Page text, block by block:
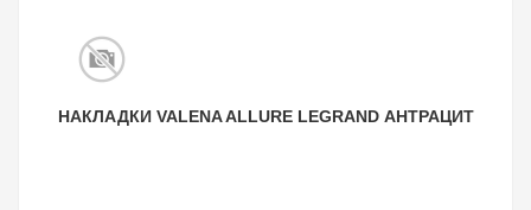
НАКЛАДКИ VALENA ALLURE LEGRAND АНТРАЦИТ